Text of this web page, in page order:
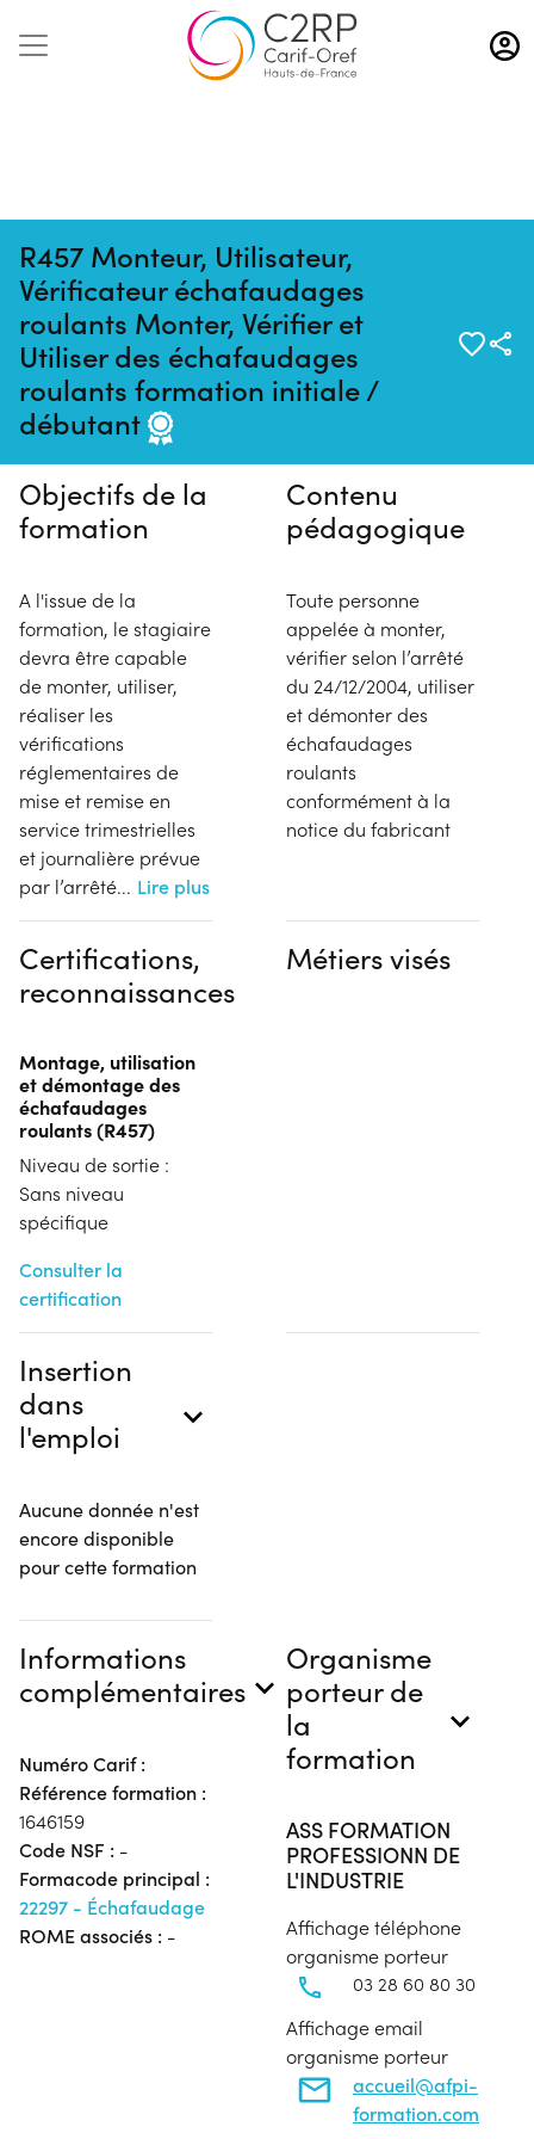
Aller
au
contenu
R457 Monteur, Utilisateur,
Vérificateur échafaudages
roulants Monter, Vérifier et
Utiliser des échafaudages
roulants formation initiale /
débutant
Pas de session programmée en
ce moment
Objectifs de la
formation
A l'issue de la
formation, le stagiaire
devra être capable
de monter, utiliser,
réaliser les
vérifications
réglementaires de
mise et remise en
service trimestrielles
et journalière prévue
par l’arrêté... Lire plus
Contenu
pédagogique
Toute personne
appelée à monter,
vérifier selon l’arrêté
du 24/12/2004, utiliser
et démonter des
échafaudages
roulants
conformément à la
notice du fabricant
Certifications,
reconnaissances
Montage, utilisation
et démontage des
échafaudages
roulants (R457)
Niveau de sortie :
Sans niveau
spécifique
Consulter la
certification
Métiers visés
Insertion
dans
l'emploi
Aucune donnée n'est
encore disponible
pour cette formation
Informations
complémentaires
Numéro Carif :
Référence formation :
1646159
Code NSF : -
Formacode principal :
22297 - Échafaudage
ROME associés : -
Organisme
porteur de
la
formation
ASS FORMATION
PROFESSIONN DE
L'INDUSTRIE
Affichage téléphone
organisme porteur
03 28 60 80 30
Affichage email
organisme porteur
accueil@afpi-
formation.com